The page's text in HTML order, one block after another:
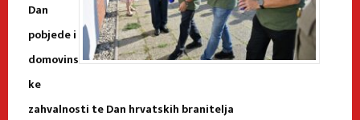
Dan
pobjede i
domovins
ke
zahvalnosti te Dan hrvatskih branitelja